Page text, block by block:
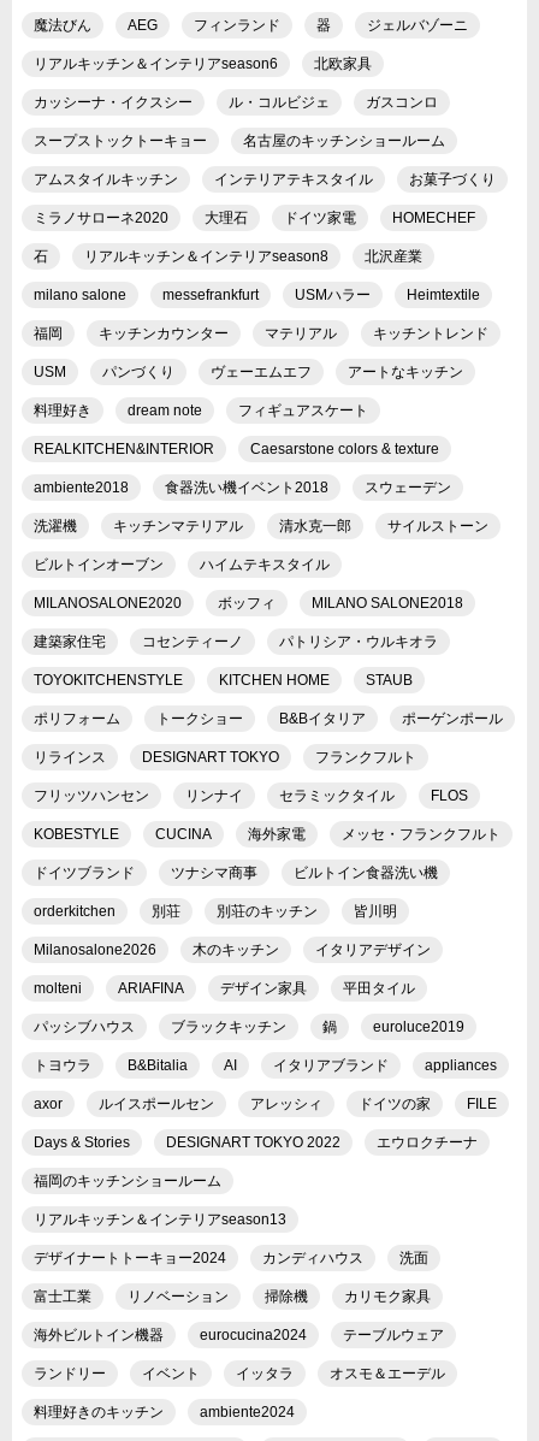
魔法びん AEG フィンランド 器 ジェルバゾーニ
リアルキッチン＆インテリアseason6 北欧家具
カッシーナ・イクスシー ル・コルビジェ ガスコンロ
スープストックトーキョー 名古屋のキッチンショールーム
アムスタイルキッチン インテリアテキスタイル お菓子づくり
ミラノサローネ2020 大理石 ドイツ家電 HOMECHEF
石 リアルキッチン＆インテリアseason8 北沢産業
milano salone messefrankfurt USMハラー Heimtextile
福岡 キッチンカウンター マテリアル キッチントレンド
USM パンづくり ヴェーエムエフ アートなキッチン
料理好き dream note フィギュアスケート
REALKITCHEN&INTERIOR Caesarstone colors & texture
ambiente2018 食器洗い機イベント2018 スウェーデン
洗濯機 キッチンマテリアル 清水克一郎 サイルストーン
ビルトインオーブン ハイムテキスタイル
MILANOSALONE2020 ボッフィ MILANO SALONE2018
建築家住宅 コセンティーノ パトリシア・ウルキオラ
TOYOKITCHENSTYLE KITCHEN HOME STAUB
ポリフォーム トークショー B&Bイタリア ポーゲンポール
リラインス DESIGNART TOKYO フランクフルト
フリッツハンセン リンナイ セラミックタイル FLOS
KOBESTYLE CUCINA 海外家電 メッセ・フランクフルト
ドイツブランド ツナシマ商事 ビルトイン食器洗い機
orderkitchen 別荘 別荘のキッチン 皆川明
Milanosalone2026 木のキッチン イタリアデザイン
molteni ARIAFINA デザイン家具 平田タイル
パッシブハウス ブラックキッチン 鍋 euroluce2019
トヨウラ B&Bitalia AI イタリアブランド appliances
axor ルイスポールセン アレッシィ ドイツの家 FILE
Days & Stories DESIGNART TOKYO 2022 エウロクチーナ
福岡のキッチンショールーム
リアルキッチン＆インテリアseason13
デザイナートトーキョー2024 カンディハウス 洗面
富士工業 リノベーション 掃除機 カリモク家具
海外ビルトイン機器 eurocucina2024 テーブルウェア
ランドリー イベント イッタラ オスモ＆エーデル
料理好きのキッチン ambiente2024